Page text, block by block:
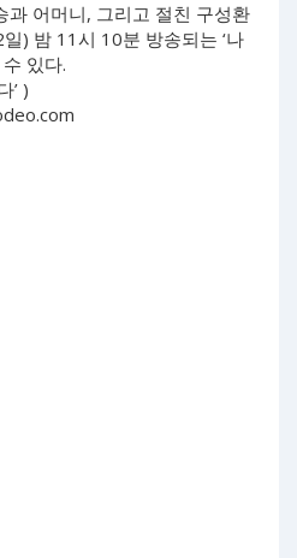
과 어머니, 그리고 절친 구성환
) 밤 11시 10분 방송되는 ‘나
있다.
’ )